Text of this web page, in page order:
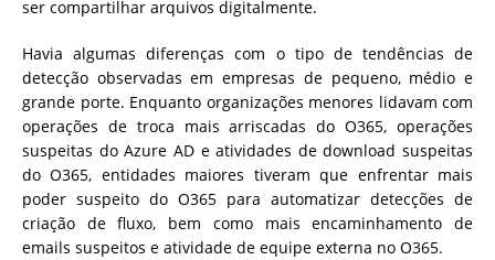
ser compartilhar arquivos digitalmente.
Havia algumas diferenças com o tipo de tendências de
detecção observadas em empresas de pequeno, médio e
grande porte. Enquanto organizações menores lidavam com
operações de troca mais arriscadas do O365, operações
suspeitas do Azure AD e atividades de download suspeitas
do O365, entidades maiores tiveram que enfrentar mais
poder suspeito do O365 para automatizar detecções de
criação de fluxo, bem como mais encaminhamento de
emails suspeitos e atividade de equipe externa no O365.